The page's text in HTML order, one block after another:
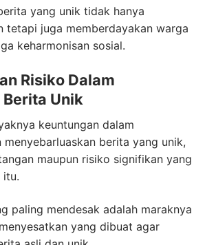
yang unik tidak hanya
tetapi juga memberdayakan warga
keharmonisan sosial.
Risiko Dalam
Unik
keuntungan dalam
berita yang unik,
maupun risiko signifikan yang
itu.
paling mendesak adalah maraknya
yang dibuat agar